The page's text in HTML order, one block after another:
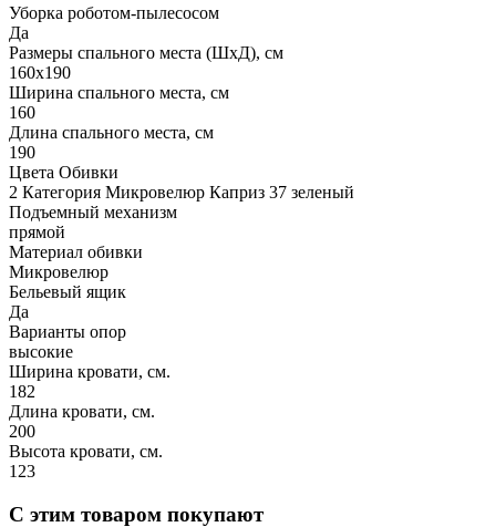
Уборка роботом-пылесосом
Да
Размеры спального места (ШхД), см
160х190
Ширина спального места, см
160
Длина спального места, см
190
Цвета Обивки
2 Категория Микровелюр Каприз 37 зеленый
Подъемный механизм
прямой
Материал обивки
Микровелюр
Бельевый ящик
Да
Варианты опор
высокие
Ширина кровати, см.
182
Длина кровати, см.
200
Высота кровати, см.
123
С этим товаром покупают